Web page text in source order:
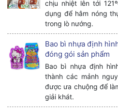
chịu nhiệt lên tới
dụng để hâm nóng
trong lò nướng.
Bao bì nhựa định
đóng gói sản phẩm
Bao bì nhựa định
thành các mảnh
được ưa chuộng để
giải khát.